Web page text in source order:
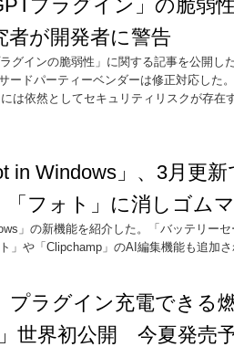
プラグイン」の脆弱
者が開発者に警告
グインの脆弱性」に関する記事を公開し
ードパーティーベンダーは修正対応した
は依然としてセキュリティリスクが存在
in Windows」、3月更
フォト」に消しゴム
」の新機能を紹介した。「バッテリー
」や「Clipchamp」のAI編集機能も追加
プラグイン充電できる
世界初公開 今夏発売